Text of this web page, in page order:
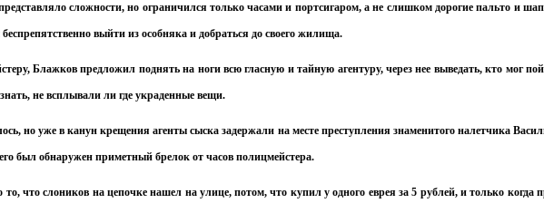
сложности, но ограничился только часами и портсигаром, а не слишком дорогие пальто и
выйти из особняка и добраться до своего жилища.
Блажков предложил поднять на ноги всю гласную и тайную агентуру, через нее выведать, кто мог
не всплывали ли где украденные вещи.
но уже в канун крещения агенты сыска задержали на месте преступления знаменитого налетчика
был обнаружен приметный брелок от часов полицмейстера.
что слоников на цепочке нашел на улице, потом, что купил у одного еврея за 5 рублей, и только когда